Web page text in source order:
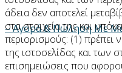
άδεια δεν αποτελεί
στα στοιχεία της και
περιορισμούς: (1) πρέπει
της ιστοσελίδας και των
επισημειώσεις που